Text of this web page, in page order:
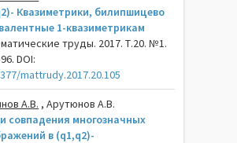
Квазиметрики, билипшицево
1-квазиметрикам
труды. 2017. Т.20. №1.
DOI:
mattrudy.2017.20.105
А.В. , Арутюнов А.В.
совпадения многозначных
в (q1,q2)-